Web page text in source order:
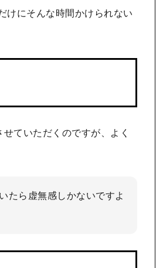
けにそんな時間かけられない
ていただくのですが、よく
たら虚無感しかないですよ